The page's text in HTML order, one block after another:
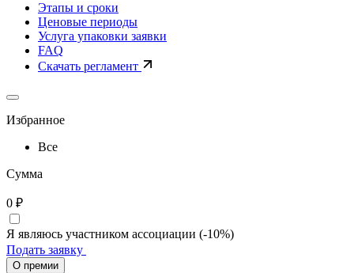
Этапы и сроки
Ценовые периоды
Услуга упаковки заявки
FAQ
Скачать регламент
Избранное
Все
Сумма
0 ₽
Я являюсь участником ассоциации (-10%)
Подать заявку
О премии